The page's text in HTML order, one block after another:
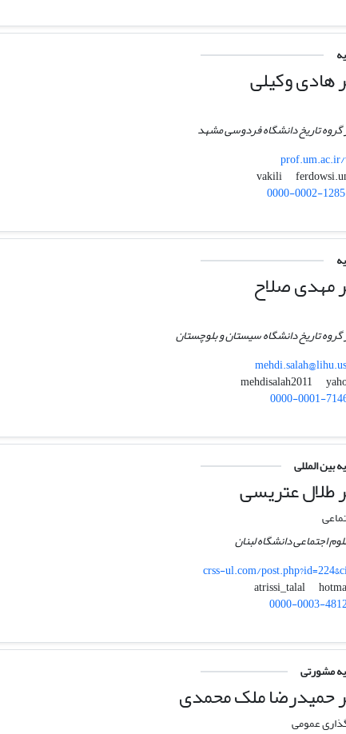
هادی وکیلی
گروه تاریخ دانشگاه فردوسی مشهد
0000-0002-
مهدی صلاح
گروه تاریخ دانشگاه سیستان و بلوچستان
0000-0001-
بین المللی
طلال عتریسی
اجتماعی دانشگاه لبنان
crss-ul.com/
0000-0003-
مشورتی
حمیدرضا ملک محمدی
عمومی